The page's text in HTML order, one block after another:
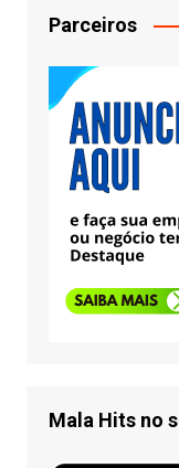
Parceiros
Mala Hits no